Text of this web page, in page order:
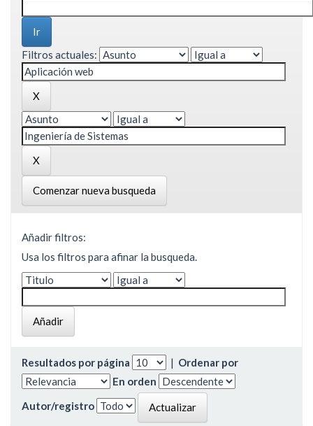
Filtros actuales:
Comenzar nueva busqueda
Añadir filtros:
Usa los filtros para afinar la busqueda.
Resultados por página | Ordenar por
En orden
Autor/registro